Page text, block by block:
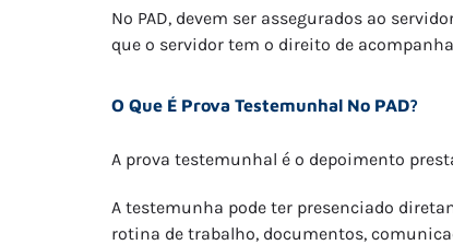
No PAD, devem ser assegurados ao
que o servidor tem o direito de
O Que É Prova Testemunhal No PAD?
A prova testemunhal é o depoimento
A testemunha pode ter presenciado
rotina de trabalho, documentos,